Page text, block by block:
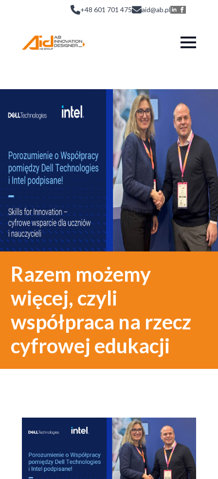
+48 601 701 475 aid@ab.pl
Razem możemy
więcej, czyli
współpraca na rzecz
cyfrowej edukacji